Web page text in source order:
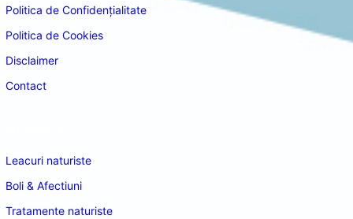
Politica de Confidențialitate
Politica de Cookies
Disclaimer
Contact
Leacuri naturiste
Boli & Afectiuni
Tratamente naturiste